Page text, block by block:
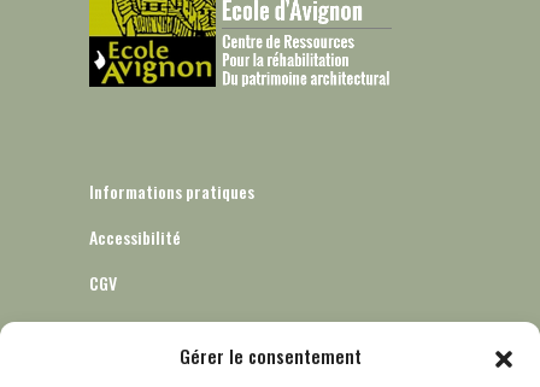
Gérer le consentement
Informations pratiques
Accessibilité
CGV